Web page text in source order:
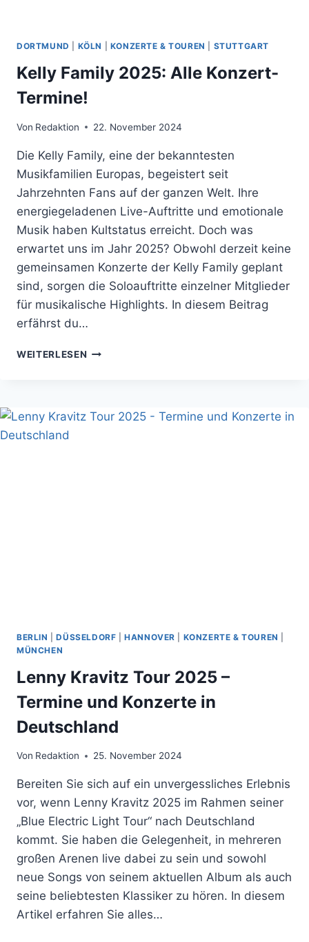
DORTMUND KÖLN KONZERTE & TOUREN STUTTGART
Kelly Family 2025: Alle Konzert-
Termine!
Von Redaktion 22. November 2024
Die Kelly Family, eine der bekanntesten
Musikfamilien Europas, begeistert seit
Jahrzehnten Fans auf der ganzen Welt. Ihre
energiegeladenen Live-Auftritte und emotionale
Musik haben Kultstatus erreicht. Doch was
erwartet uns im Jahr 2025? Obwohl derzeit keine
gemeinsamen Konzerte der Kelly Family geplant
sind, sorgen die Soloauftritte einzelner Mitglieder
für musikalische Highlights. In diesem Beitrag
erfährst du…
WEITERLESEN KELLY
KONZERT-
TERMINE!
BERLIN |DÜSSELDORF |HANNOVER KONZERTE & TOUREN
MÜNCHEN
Lenny Kravitz Tour 2025 –
Termine und Konzerte in
Deutschland
Von Redaktion 25. November 2024
Bereiten Sie sich auf ein unvergessliches Erlebnis
vor, wenn Lenny Kravitz 2025 im Rahmen seiner
„Blue Electric Light Tour“ nach Deutschland
kommt. Sie haben die Gelegenheit, in mehreren
großen Arenen live dabei zu sein und sowohl
neue Songs von seinem aktuellen Album als auch
seine beliebtesten Klassiker zu hören. In diesem
Artikel erfahren Sie alles…